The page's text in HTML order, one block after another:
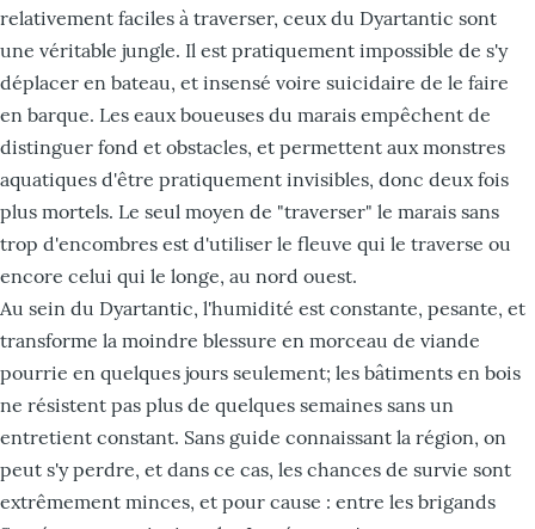
relativement faciles à traverser, ceux du Dyartantic sont
une véritable jungle. Il est pratiquement impossible de s'y
déplacer en bateau, et insensé voire suicidaire de le faire
en barque. Les eaux boueuses du marais empêchent de
distinguer fond et obstacles, et permettent aux monstres
aquatiques d'être pratiquement invisibles, donc deux fois
plus mortels. Le seul moyen de "traverser" le marais sans
trop d'encombres est d'utiliser le fleuve qui le traverse ou
encore celui qui le longe, au nord ouest.
Au sein du Dyartantic, l'humidité est constante, pesante, et
transforme la moindre blessure en morceau de viande
pourrie en quelques jours seulement; les bâtiments en bois
ne résistent pas plus de quelques semaines sans un
entretient constant. Sans guide connaissant la région, on
peut s'y perdre, et dans ce cas, les chances de survie sont
extrêmement minces, et pour cause : entre les brigands